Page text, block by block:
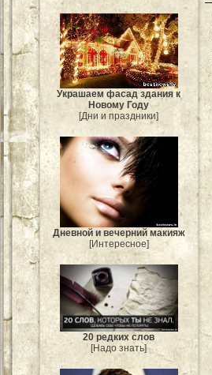
Украшаем фасад здания к
Новому Году
[Дни и праздники]
Дневной и вечерний макияж
[Интересное]
20 редких слов
[Надо знать]